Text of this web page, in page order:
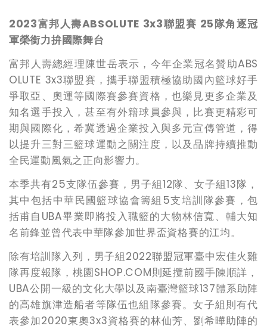
2023富邦人壽ABSOLUTE 3x3聯盟賽 25隊角逐冠
軍榮銜力拚國際舞台
富邦人壽總經理陳世岳表示，今年企業冠名贊助ABS
OLUTE 3x3聯盟賽，攜手聯盟積極協助國內籃球好手
爭取亞、奧運等國際賽參賽資格，也樂見更多企業及
知名選手投入，甚至有外籍球員參與，比賽更精彩可
期與國際化，希冀透過企業投入與多元宣傳管道，得
以提升三對三籃球運動之關注度，以及品牌持續推動
全民運動風氣之正向影響力。
本季共有25支隊伍參賽，男子組12隊、女子組13隊，
其中包括中華民國籃球協會籌組 5支培訓隊參賽，包
括甫自 UBA畢業即將投入職籃的大物林信寬、輔大知
名前鋒並曾代表中華隊參加世界盃資格賽的江均。
除有培訓隊入列，男子組2022聯盟冠軍臺中宏佳火雞
隊再度報隊，桃園SHOP.COM則延攬前國手陳順詳，
UBA公開一級的文化大學以及南臺灣籃球137體系助陣
的高雄旗津造船者等隊伍也組隊參賽。女子組則有代
表參加2020東奧3x3資格賽的林仙芳、劉希曄助陣的